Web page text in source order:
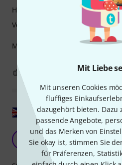
Mit Liebe
Mit unseren Cookies
fluffiges
dazugehört bieten. Dazu
passende Angebote,
und das Merken von
Sie okay ist, stimmen Sie
für Präferenzen,
Macht den AER Compact 60 voll
Handling
Verarbeitung
BEWERTUNG
Original zeigen
Passt perfekt
Kenneth D.